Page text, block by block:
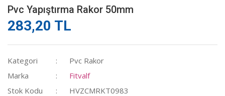
Pvc Yapıştırma Rakor 50mm
283,20 TL
Kategori
Pvc Rakor
Marka
Fitvalf
Stok Kodu
HVZCMRKT0983